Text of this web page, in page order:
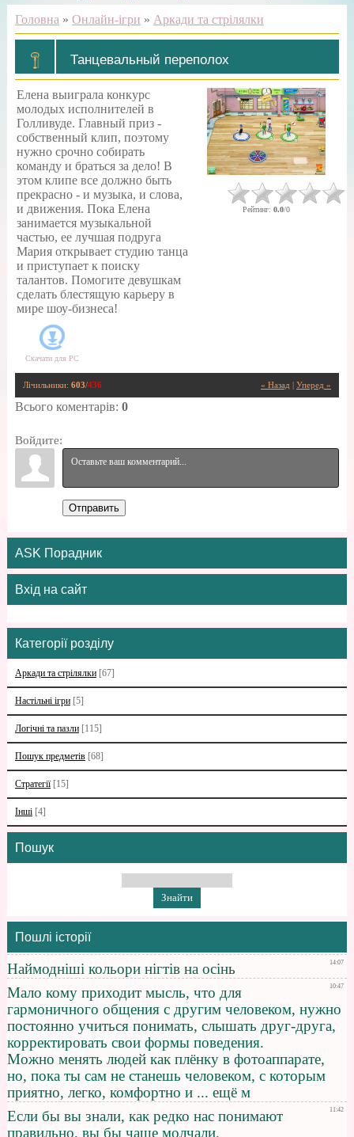
Головна » Онлайн-ігри » Аркади та стрілялки
Танцевальный переполох
Елена выиграла конкурс
молодых исполнителей в
Голливуде. Главный приз -
собственный клип, поэтому
нужно срочно собирать
команду и браться за дело! В
этом клипе все должно быть
прекрасно - и музыка, и слова,
и движения. Пока Елена
занимается музыкальной
частью, ее лучшая подруга
Мария открывает студию танца
и приступает к поиску
талантов. Помогите девушкам
сделать блестящую карьеру в
мире шоу-бизнеса!
Скачати для PC
Рейтинг: 0.0/0
« Назад Уперед »
Лічильники: 603/436
Всього коментарів: 0
Войдите:
Отправить
ASK Порадник
Вхід на сайт
Категорії розділу
Аркади та стрілялки [67]
Настільні ігри [5]
Логічні та пазли [115]
Пошук предметів [68]
Стратегії [15]
Інші [4]
Пошук
Пошлі історії